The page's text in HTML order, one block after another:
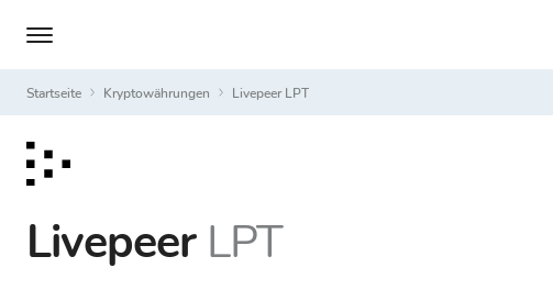
Startseite Kryptowährungen Livepeer LPT
Livepeer LPT